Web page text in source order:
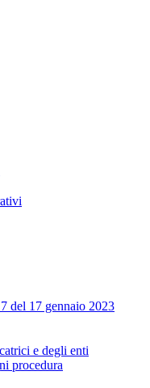
del 17 gennaio 2023
e degli enti
procedura